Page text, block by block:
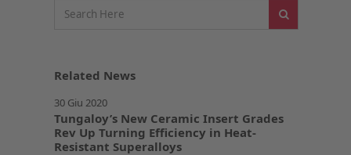
Related News
30 Giu 2020
Tungaloy’s New Ceramic Insert Grades
Rev Up Turning Efficiency in Heat-
Resistant Superalloys